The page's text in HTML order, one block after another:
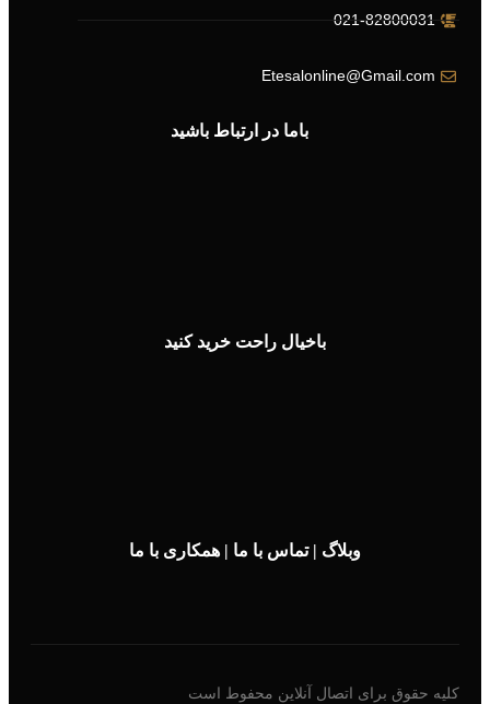
021-82800031
Etesalonline@Gmail.com
باما در ارتباط باشید
باخیال راحت خرید کنید
وبلاگ |تماس با ما | همکاری با ما
کلیه حقوق برای اتصال آنلاین محفوط است